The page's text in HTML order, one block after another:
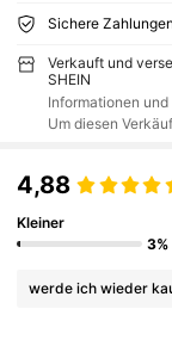
Sichere
Verkauft und
SHEIN
Informationen
Um diesen
4,88
Kleiner
3%
werde ich wieder